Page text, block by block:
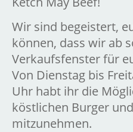
Wir sind begeistert,
können, dass wir ab
Verkaufsfenster für
Von Dienstag bis
Uhr habt ihr die
köstlichen Burger
mitzunehmen.